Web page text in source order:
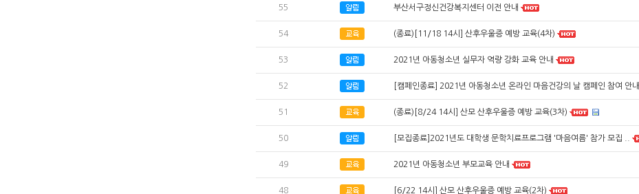
55 부산서구정신건강복지센터 이전 안내
54 (종료)[11/18 14시] 산후우울증 예방 교육(4차)
53 2021년 아동청소년 실무자 역량 강화 교육 안내
52 [캠페인종료] 2021년 아동청소년 온라인 마음건강의 날 캠페인 참여 안내
51 (종료)[8/24 14시] 산모 산후우울증 예방 교육(3차)
50 [모집종료]2021년도 대학생 문학치료프로그램 '마음여름' 참가 모집 ..
49 2021년 아동청소년 부모교육 안내
48 [6/22 14시] 산모 산후우울증 예방 교육(2차)